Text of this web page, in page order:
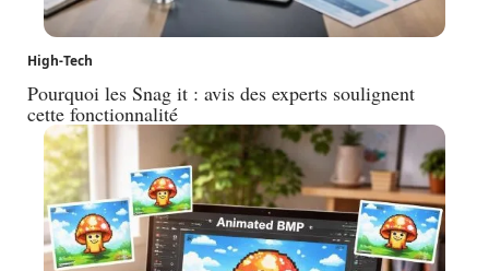
High-Tech
Pourquoi les Snag it : avis des experts soulignent
cette fonctionnalité